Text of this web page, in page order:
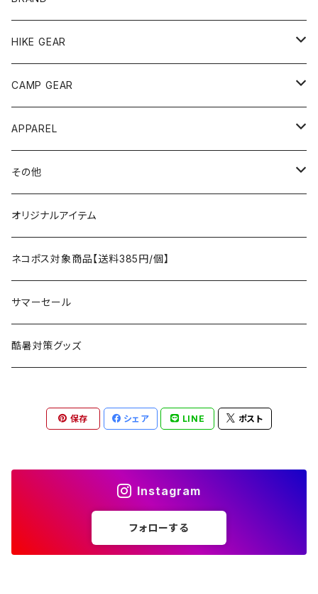
andwander
ANOBA
AO COOLERS
asobito
AS2OV
AXESQUIN
Ballistics
BEDROCK SANDALS
BROOKLYN WORKS
HIKE GEAR
テント、シェルター
バックパック
ポーチ／サコッシュ
ストレージ
パッキングアクセサリー
スリーピングギア
クッキングギア
カトラリー
ヘッドライト／ランタン
アクセサリー
CAMP GEAR
テント、タープ
テント、シェルター
タープ
スリーピングギア
寝袋
マット
アクセサリー
テーブル、チェア
テーブル
チェア
ランタン、ライト
燃料ランタン
LEDライト
焚火台／薪ストーブ
焚火台
七輪、グリル
暖房器具
ガスストーブ
湯たんぽ
斧、鉈
クッキングギア
バーナー／ストーブ
カトラリー
コンテナ、ギアケース
APPAREL
トップス
ボトムス
アンダーウェア
ハンドウェア
ヘッドギア
フットウェア
アクセサリー
その他
遊び
フィッシング
ラジコン
ケア用品
雑貨
アウトレット
オリジナルアイテム
ネコポス対象商品【送料385円/個】
サマーセール
酷暑対策グッズ
保存 シェア LINE ポスト
Instagram
フォローする